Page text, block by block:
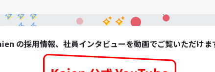
の採用情報、社員インタビューを動画でご覧いただけま